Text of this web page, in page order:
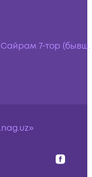
Сайрам 7-тор (бывш.